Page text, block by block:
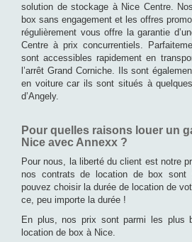
solution de stockage à Nice Centre.
box sans engagement et les offres
régulièrement vous offre la garantie
Centre à prix concurrentiels.
sont accessibles rapidement en
l’arrêt Grand Corniche. Ils sont
en voiture car ils sont situés à
d’Angely.
Pour quelles raisons louer un
Nice avec Annexx ?
Pour nous, la liberté du client est notre
nos contrats de location de box sont
pouvez choisir la durée de location de
ce, peu importe la durée !
En plus, nos prix sont parmi les plus
location de box à Nice.